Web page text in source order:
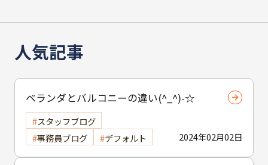
人気記事
ベランダとバルコニーの違い(^_^)-☆
2024年02月02日
スタッフブログ
事務員ブログ
デフォルト